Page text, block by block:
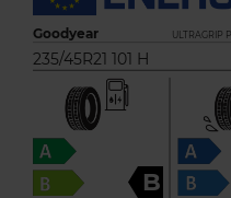
Goodyear ULTRAGRIP
235/45R21 101 H
B